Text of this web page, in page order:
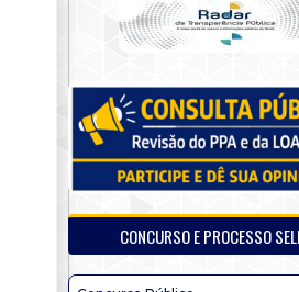
CONCURSO E PROCESSO